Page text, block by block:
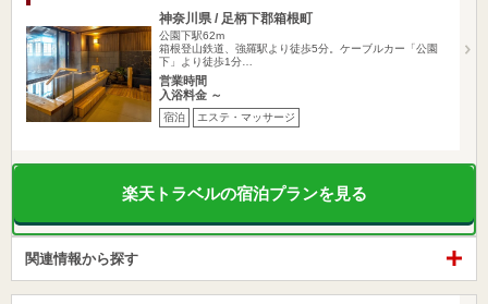
神奈川県 / 足柄下郡箱根町
公園下駅62m
箱根登山鉄道、強羅駅より徒歩5分。ケーブルカー「公園
下」より徒歩1分…
営業時間
入浴料金 ～
宿泊 エステ・マッサージ
楽天トラベルの宿泊プランを見る
関連情報から探す